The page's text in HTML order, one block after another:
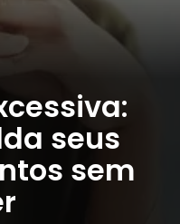
seus
sem